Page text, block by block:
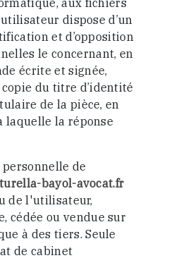
aux fichiers
dispose d’un
et d’opposition
le concernant, en
écrite et signée,
copie du titre d’identité
de la pièce, en
laquelle la réponse
de
turella-bayol-avocat.fr
de l'utilisateur,
cédée ou vendue sur
à des tiers. Seule
de cabinet